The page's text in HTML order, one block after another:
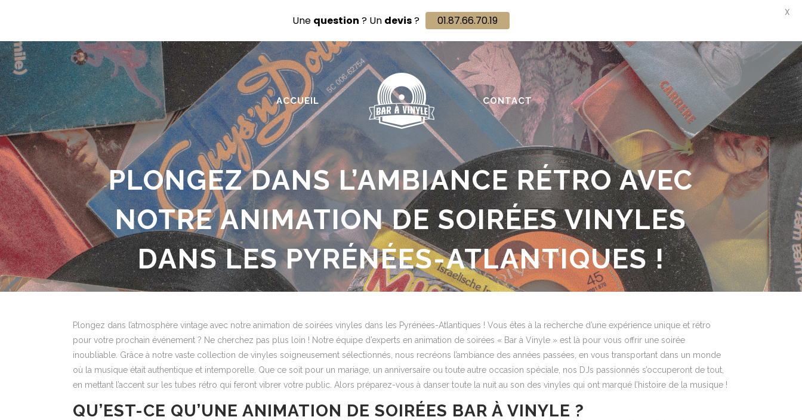
ACCUEIL CONTACT
PLONGEZ DANS L’AMBIANCE RÉTRO AVEC
NOTRE ANIMATION DE SOIRÉES VINYLES
DANS LES PYRÉNÉES-ATLANTIQUES !
Plongez dans l’atmosphère vintage avec notre animation de soirées vinyles dans les Pyrénées-Atlantiques ! Vous êtes à la recherche d’une expérience unique et rétro
pour votre prochain événement ? Ne cherchez pas plus loin ! Notre équipe d’experts en animation de soirées « Bar à Vinyle » est là pour vous offrir une soirée
inoubliable. Grâce à notre vaste collection de vinyles soigneusement sélectionnés, nous recréons l’ambiance des années passées, en vous transportant dans un monde
où la musique était authentique et intemporelle. Que ce soit pour un mariage, un anniversaire ou toute autre occasion spéciale, nos DJs passionnés s’occuperont de tout,
en mettant l’accent sur les tubes rétro qui feront vibrer votre public. Alors préparez-vous à danser toute la nuit au son des vinyles qui ont marqué l’histoire de la musique !
QU’EST-CE QU’UNE ANIMATION DE SOIRÉES BAR À VINYLE ?
Une question ? Un devis? 01.87.66.70.19
X